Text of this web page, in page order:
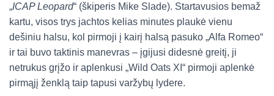
„ICAP Leopard“ (škiperis Mike Slade). Startavusios bemaž
kartu, visos trys jachtos kelias minutes plaukė vienu
dešiniu halsu, kol pirmoji į kairį halsą pasuko „Alfa Romeo“
ir tai buvo taktinis manevras – įgijusi didesnė greitį, ji
netrukus grįžo ir aplenkusi „Wild Oats XI“ pirmoji aplenkė
pirmąjį ženklą taip tapusi varžybų lydere.